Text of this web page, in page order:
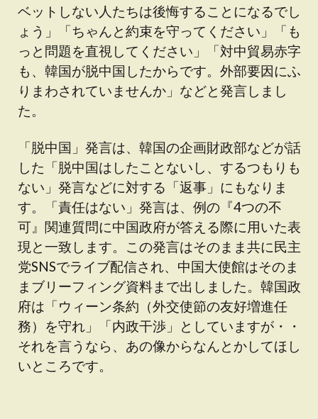
ベットしない人たちは後悔することになるでし
ょう」「ちゃんと約束を守ってください」「も
っと問題を直視してください」「対中貿易赤字
も、韓国が脱中国したからです。外部要因にふ
りまわされていませんか」などと発言しまし
た。
「脱中国」発言は、韓国の企画財政部などが話
した「脱中国はしたことないし、するつもりも
ない」発言などに対する「返事」にもなりま
す。「責任はない」発言は、例の『4つの不
可』関連質問に中国政府が答える際に用いた表
現と一致します。この発言はそのまま共に民主
党SNSでライブ配信され、中国大使館はそのま
まブリーフィング資料まで出しました。韓国政
府は「ウィーン条約（外交使節の友好増進任
務）を守れ」「内政干渉」としていますが・・
それを言うなら、あの像からなんとかしてほし
いところです。